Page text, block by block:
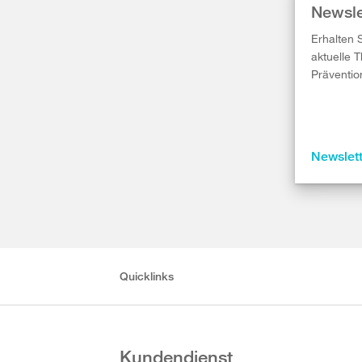
Erhalten
aktuelle
Quicklinks
Kundendienst